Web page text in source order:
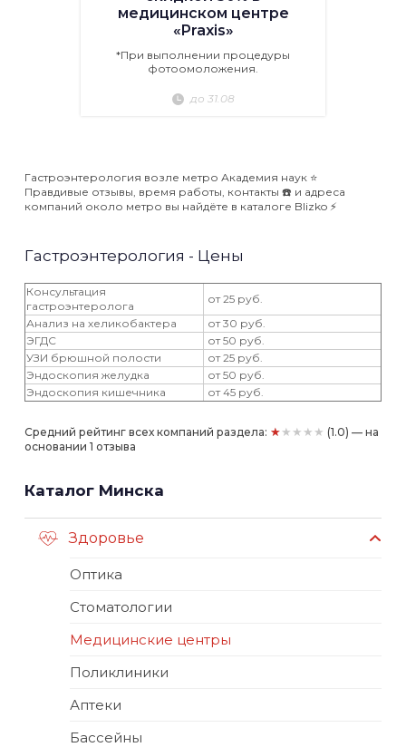
медицинском центре
«Praxis»
*При выполнении процедуры
фотоомоложения.
до 31.08
Гастроэнтерология возле метро Академия наук ⭐️
Правдивые отзывы, время работы, контакты ☎️ и адреса
компаний около метро вы найдёте в каталоге Blizko ⚡️
Гастроэнтерология - Цены
Консультация
гастроэнтеролога
от 25 руб.
Анализ на хеликобактера
от 30 руб.
ЭГДС
от 50 руб.
УЗИ брюшной полости
от 25 руб.
Эндоскопия желудка
от 50 руб.
Эндоскопия кишечника
от 45 руб.
Средний рейтинг всех компаний раздела: ★★★★★ (1.0) — на
основании 1 отзыва
Каталог Минска
Здоровье
Оптика
Стоматологии
Медицинские центры
Поликлиники
Аптеки
Бассейны